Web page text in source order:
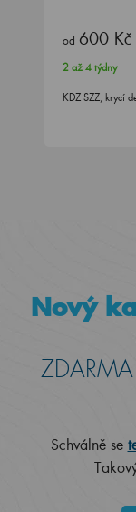
od 600 Kč
2 až 4 týdny
KDZ SZZ, krycí
Nový
Schválně se